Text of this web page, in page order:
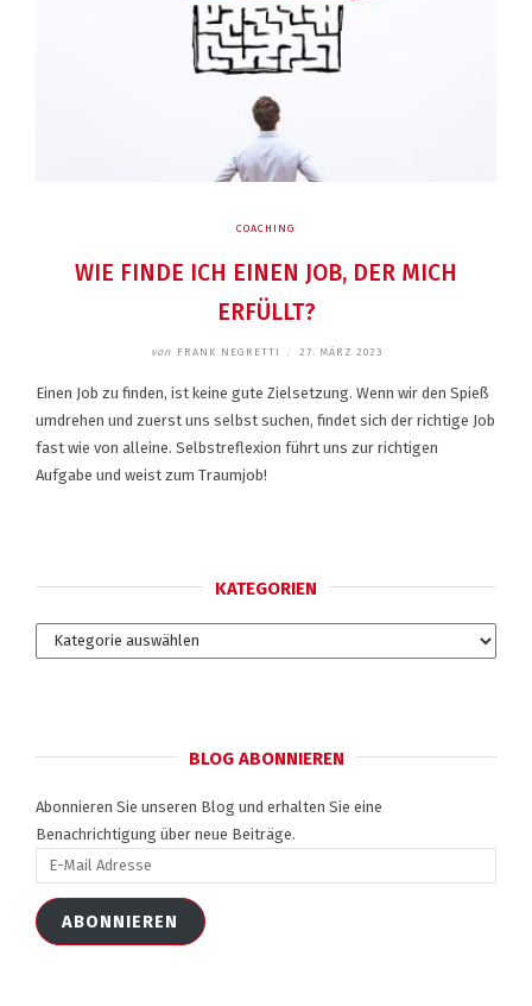
COACHING
WIE FINDE ICH EINEN JOB, DER MICH
ERFÜLLT?
von FRANK NEGRETTI 27. MÄRZ 2023
Einen Job zu finden, ist keine gute Zielsetzung. Wenn wir den Spieß
umdrehen und zuerst uns selbst suchen, findet sich der richtige Job
fast wie von alleine. Selbstreflexion führt uns zur richtigen
Aufgabe und weist zum Traumjob!
KATEGORIEN
Kategorien
BLOG ABONNIEREN
Abonnieren Sie unseren Blog und erhalten Sie eine
Benachrichtigung über neue Beiträge.
Mail
AdresseABONNIEREN